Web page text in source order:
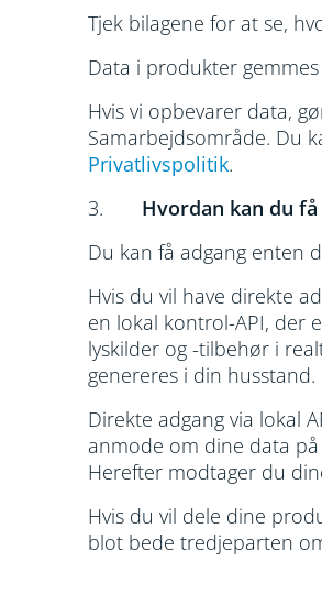
Tjek bilagene for at se,
Data i produkter
Hvis vi opbevarer data,
Samarbejdsområde. Du
Privatlivspolitik.
3. Hvordan kan du
Du kan få adgang enten
Hvis du vil have direkte
en lokal kontrol-API, der
lyskilder og -tilbehør i
genereres i din husstand.
Direkte adgang via lokal
anmode om dine data
Herefter modtager du
Hvis du vil dele dine
blot bede tredjeparten